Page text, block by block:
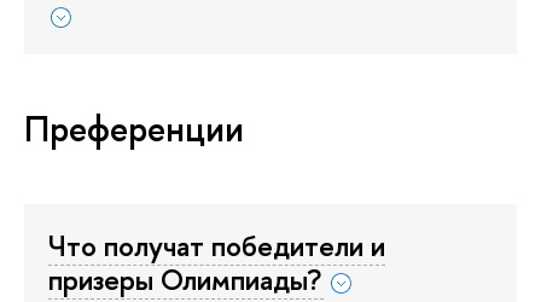
Преференции
Что получат победители и
призеры Олимпиады?